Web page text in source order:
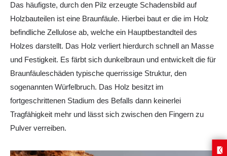
Das häufigste, durch den Pilz erzeugte Schadensbild auf
Holzbauteilen ist eine Braunfäule. Hierbei baut er die im Holz
befindliche Zellulose ab, welche ein Hauptbestandteil des
Holzes darstellt. Das Holz verliert hierdurch schnell an Masse
und Festigkeit. Es färbt sich dunkelbraun und entwickelt die für
Braunfäuleschäden typische querrissige Struktur, den
sogenannten Würfelbruch. Das Holz besitzt im
fortgeschrittenen Stadium des Befalls dann keinerlei
Tragfähigkeit mehr und lässt sich zwischen den Fingern zu
Pulver verreiben.